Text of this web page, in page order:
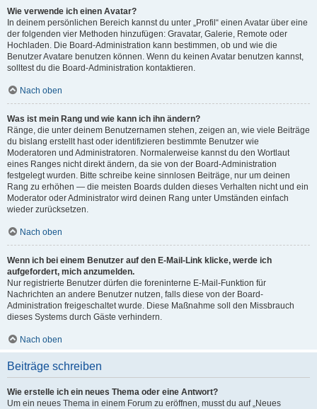
Wie verwende ich einen Avatar?
In deinem persönlichen Bereich kannst du unter „Profil“ einen Avatar über eine
der folgenden vier Methoden hinzufügen: Gravatar, Galerie, Remote oder
Hochladen. Die Board-Administration kann bestimmen, ob und wie die
Benutzer Avatare benutzen können. Wenn du keinen Avatar benutzen kannst,
solltest du die Board-Administration kontaktieren.
Nach oben
Was ist mein Rang und wie kann ich ihn ändern?
Ränge, die unter deinem Benutzernamen stehen, zeigen an, wie viele Beiträge
du bislang erstellt hast oder identifizieren bestimmte Benutzer wie
Moderatoren und Administratoren. Normalerweise kannst du den Wortlaut
eines Ranges nicht direkt ändern, da sie von der Board-Administration
festgelegt wurden. Bitte schreibe keine sinnlosen Beiträge, nur um deinen
Rang zu erhöhen — die meisten Boards dulden dieses Verhalten nicht und ein
Moderator oder Administrator wird deinen Rang unter Umständen einfach
wieder zurücksetzen.
Nach oben
Wenn ich bei einem Benutzer auf den E-Mail-Link klicke, werde ich
aufgefordert, mich anzumelden.
Nur registrierte Benutzer dürfen die foreninterne E-Mail-Funktion für
Nachrichten an andere Benutzer nutzen, falls diese von der Board-
Administration freigeschaltet wurde. Diese Maßnahme soll den Missbrauch
dieses Systems durch Gäste verhindern.
Nach oben
Beiträge schreiben
Wie erstelle ich ein neues Thema oder eine Antwort?
Um ein neues Thema in einem Forum zu eröffnen, musst du auf „Neues